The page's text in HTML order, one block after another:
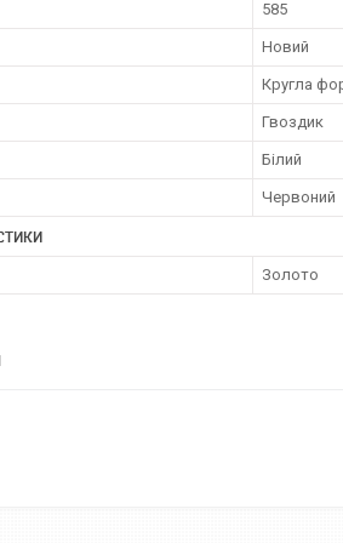
585
Новий
Кругла
Гвоздик
Білий
Червоний
Золото